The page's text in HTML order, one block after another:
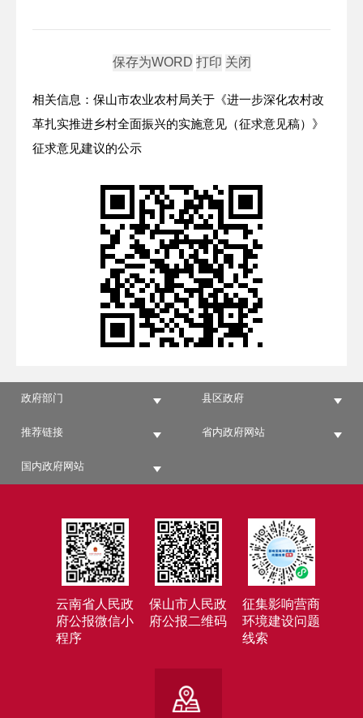
相关信息：保山市农业农村局关于《进一步深化农村改
革扎实推进乡村全面振兴的实施意见（征求意见稿）》
征求意见建议的公示
政府部门 县区政府
推荐链接 省内政府网站
国内政府网站
云南省人民政
府公报微信小
程序
保山市人民政
府公报二维码
征集影响营商
环境建设问题
线索